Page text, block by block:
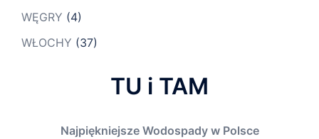
WĘGRY (4)
WŁOCHY (37)
TU i TAM
Najpiękniejsze Wodospady w Polsce